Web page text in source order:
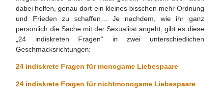
dabei helfen, genau dort ein kleines bisschen mehr Ordnung
und Frieden zu schaffen… Je nachdem, wie ihr ganz
persönlich die Sache mit der Sexualität angeht, gibt es diese
„24 indiskreten Fragen“ in zwei unterschiedlichen
Geschmacksrichtungen:
24 indiskrete Fragen für monogame Liebespaare
24 indiskrete Fragen für nichtmonogame Liebespaare